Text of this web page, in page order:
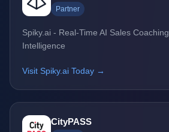
Partner
Spiky.ai - Real-Time AI Sales
Intelligence
Visit Spiky.ai Today →
CityPASS